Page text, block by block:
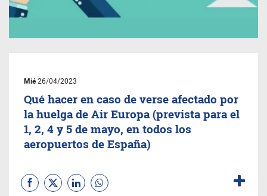
Mié26/04/2023
Qué hacer en caso de verse afectado por
la huelga de Air Europa (prevista para el
1, 2, 4 y 5 de mayo, en todos los
aeropuertos de España)